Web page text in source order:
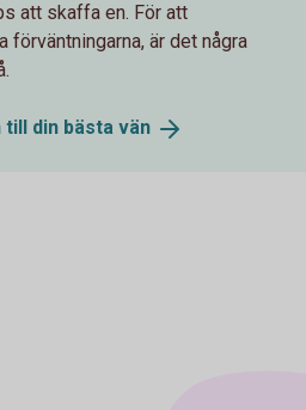
att skaffa en. För att
är det några
till din bästa vän